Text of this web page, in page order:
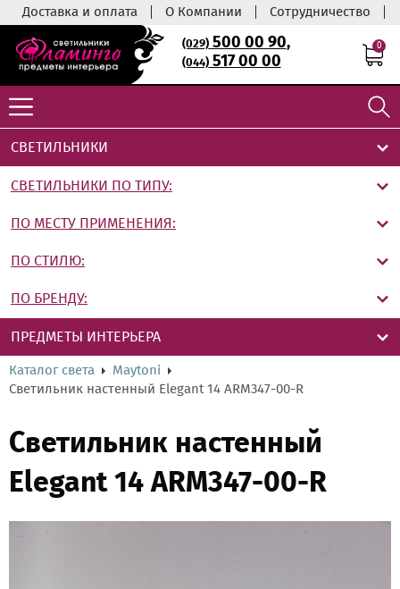
Доставка и оплата О Компании Сотрудничество
(029)500 00 90,
(044)517 00 00
0
СВЕТИЛЬНИКИ
СВЕТИЛЬНИКИ ПО ТИПУ:
ПО МЕСТУ ПРИМЕНЕНИЯ:
ПО СТИЛЮ:
ПО БРЕНДУ:
ПРЕДМЕТЫ ИНТЕРЬЕРА
Каталог света
Maytoni
Светильник настенный Elegant 14 ARM347-00-R
Светильник настенный
Elegant 14 ARM347-00-R